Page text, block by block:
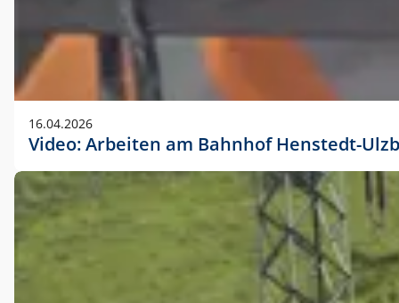
16.04.2026
Video: Arbeiten am Bahnhof Henstedt-